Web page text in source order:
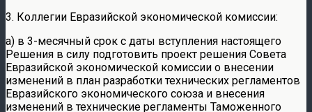
3. Коллегии Евразийской экономической комиссии:
а) в 3-месячный срок с даты вступления настоящего
Решения в силу подготовить проект решения Совета
Евразийской экономической комиссии о внесении
изменений в план разработки технических регламентов
Евразийского экономического союза и внесения
изменений в технические регламенты Таможенного